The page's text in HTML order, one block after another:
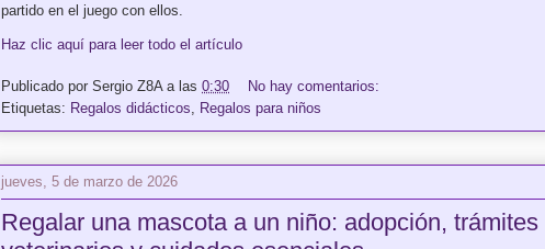
partido en el juego con ellos.
Haz clic aquí para leer todo el artículo
Publicado por Sergio Z8A a las 0:30
No hay comentarios:
Etiquetas: Regalos didácticos, Regalos para niños
jueves, 5 de marzo de 2026
Regalar una mascota a un niño: adopción, trámites